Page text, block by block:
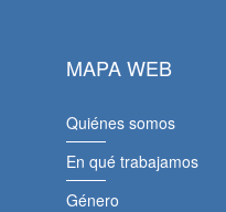
MAPA WEB
Quiénes somos
En qué trabajamos
Género